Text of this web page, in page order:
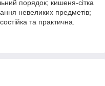
порядок; кишеня-сітка
невеликих предметів;
та практична.